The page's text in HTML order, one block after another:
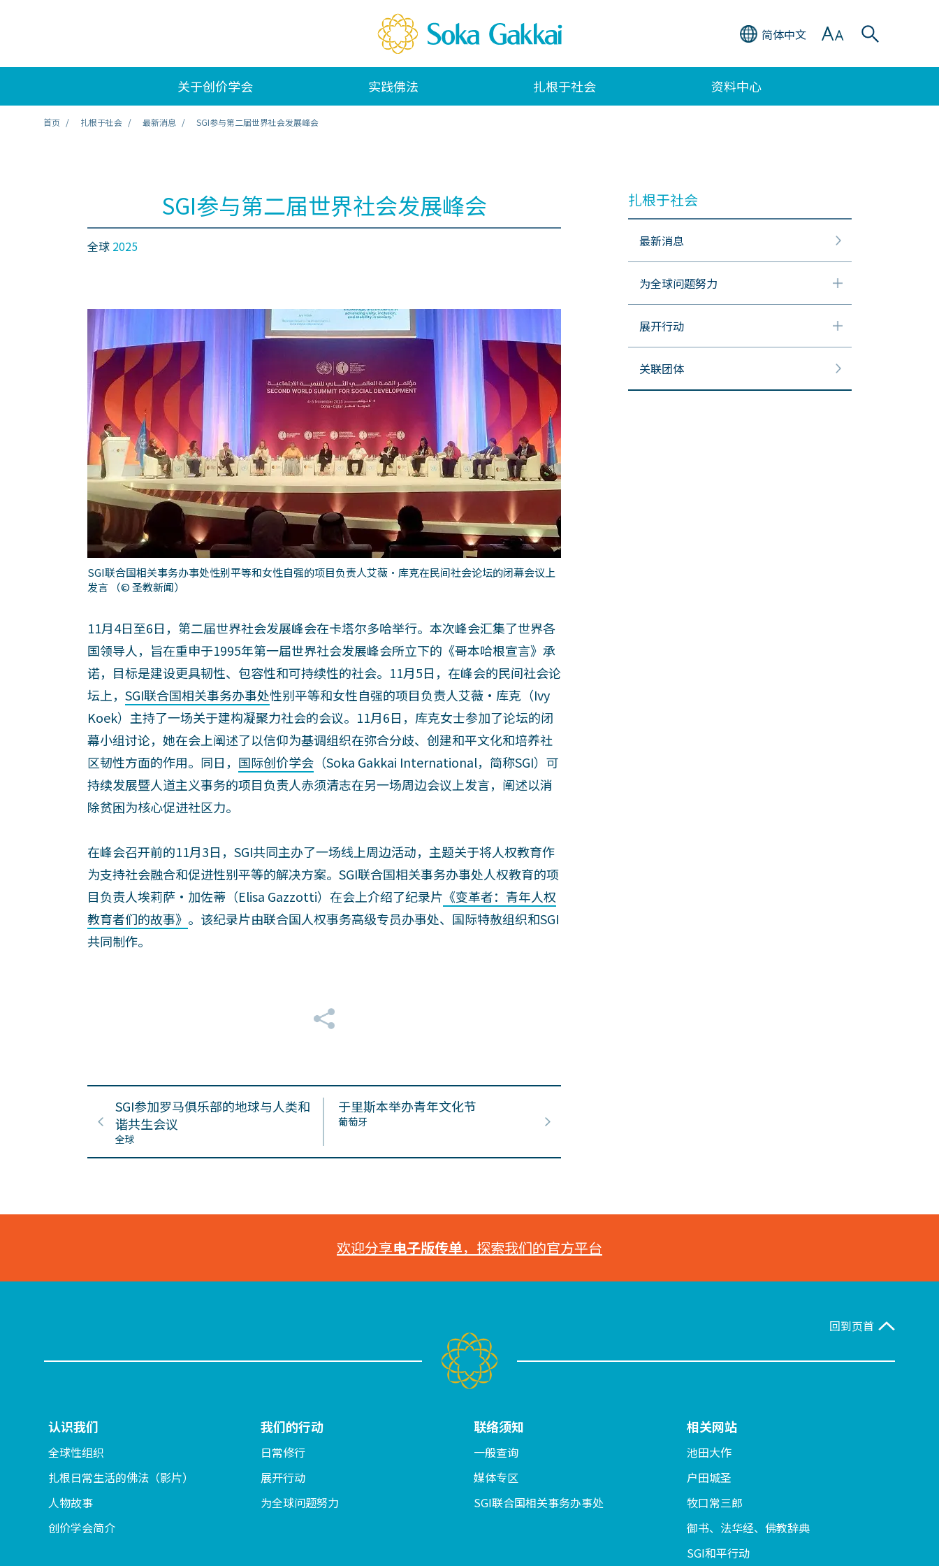
简体中文
关于创价学会 实践佛法 扎根于社会 资料中心
首页 扎根于社会 最新消息 SGI参与第二届世界社会发展峰会
SGI参与第二届世界社会发展峰会
全球 2025
SGI联合国相关事务办事处性别平等和女性自强的项目负责人艾薇‧库克在民间社会论坛的闭幕会议上
发言
（© 圣教新闻）
11月4日至6日，第二届世界社会发展峰会在卡塔尔多哈举行。本次峰会汇集了世界各
国领导人，旨在重申于1995年第一届世界社会发展峰会所立下的《哥本哈根宣言》承
诺，目标是建设更具韧性、包容性和可持续性的社会。11月5日，在峰会的民间社会论
坛上， SGI联合国相关事务办事处性别平等和女性自强的项目负责人艾薇‧库克（Ivy
Koek）主持了一场关于建构凝聚力社会的会议。11月6日，库克女士参加了论坛的闭
幕小组讨论，她在会上阐述了以信仰为基调组织在弥合分歧、创建和平文化和培养社
区韧性方面的作用。同日， 国际创价学会 （Soka Gakkai International，简称SGI）可
持续发展暨人道主义事务的项目负责人赤须清志在另一场周边会议上发言，阐述以消
除贫困为核心促进社区力。
在峰会召开前的11月3日，SGI共同主办了一场线上周边活动，主题关于将人权教育作
为支持社会融合和促进性别平等的解决方案。SGI联合国相关事务办事处人权教育的项
目负责人埃莉萨‧加佐蒂（Elisa Gazzotti）在会上介绍了纪录片 《变革者：青年人权
教育者们的故事》 。该纪录片由联合国人权事务高级专员办事处、国际特赦组织和SGI
共同制作。
SGI参加罗马俱乐部的地球与人类和
谐共生会议
全球
于里斯本举办青年文化节
葡萄牙
扎根于社会
最新消息
为全球问题努力
展开行动
关联团体
欢迎分享电子版传单，探索我们的官方平台
回到页首
认识我们
全球性组织
扎根日常生活的佛法（影片）
人物故事
创价学会简介
我们的行动
日常修行
展开行动
为全球问题努力
联络须知
一般查询
媒体专区
SGI联合国相关事务办事处
相关网站
池田大作
户田城圣
牧口常三郎
御书、法华经、佛教辞典
SGI和平行动